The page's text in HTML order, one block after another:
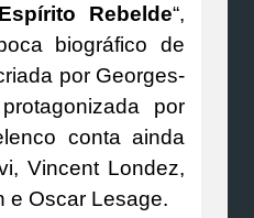
Rebelde“,
biográfico de
por Georges-
por
conta ainda
Vincent Londez,
e Oscar Lesage.